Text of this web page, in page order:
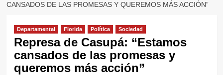
CANSADOS DE LAS PROMESAS Y QUEREMOS MÁS ACCIÓN”
Departamental Florida Política Sociedad
Represa de Casupá: “Estamos
cansados de las promesas y
queremos más acción”